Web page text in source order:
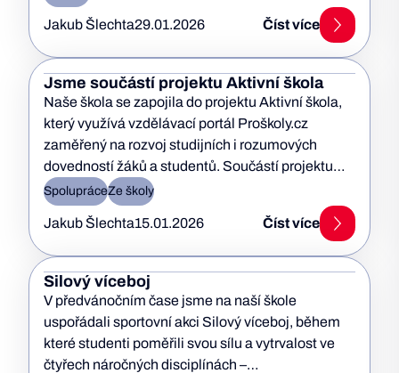
Jakub Šlechta29.01.2026 Číst více
Jsme součástí projektu Aktivní škola
Naše škola se zapojila do projektu Aktivní škola,
který využívá vzdělávací portál Proškoly.cz
zaměřený na rozvoj studijních i rozumových
dovedností žáků a studentů. Součástí projektu…
SpolupráceZe školy
Jakub Šlechta15.01.2026 Číst více
Silový víceboj
V předvánočním čase jsme na naší škole
uspořádali sportovní akci Silový víceboj, během
které studenti poměřili svou sílu a vytrvalost ve
čtyřech náročných disciplínách –…